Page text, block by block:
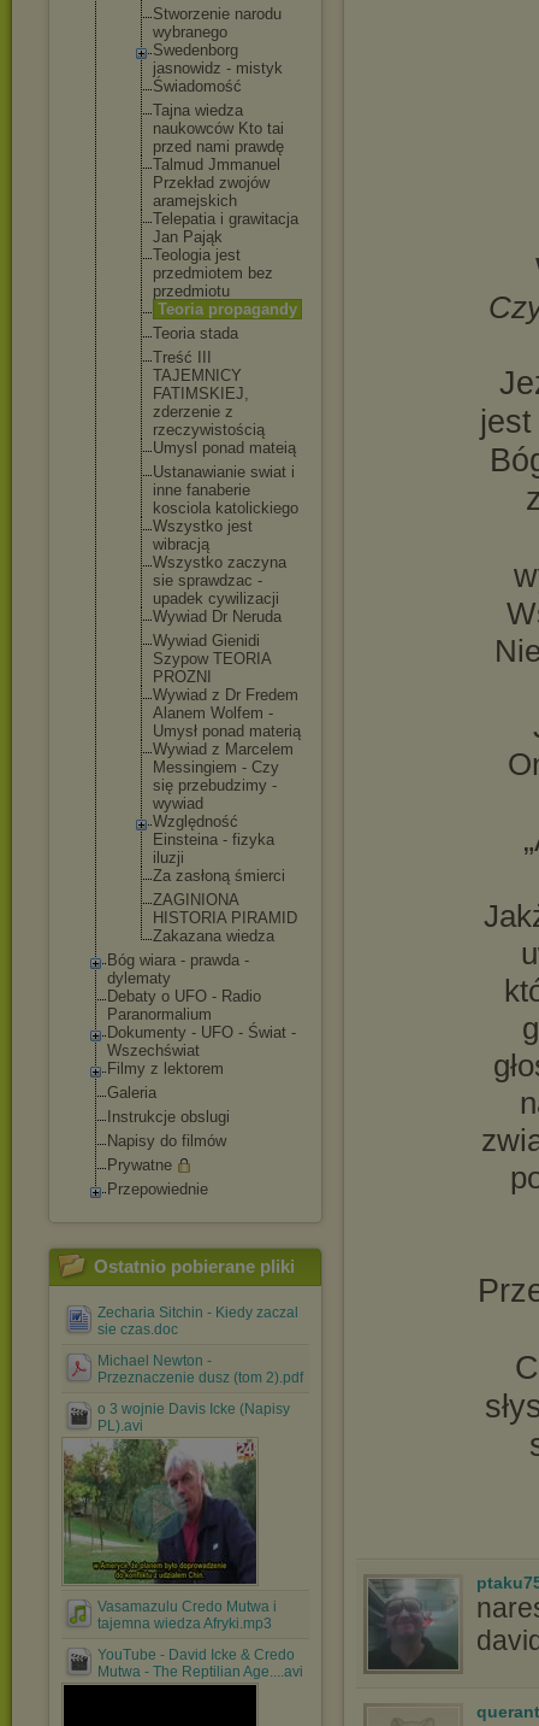
Stworzenie narodu
wybranego
Swedenborg
jasnowidz - mistyk
Świadomość
Tajna wiedza
naukowców Kto tai
przed nami prawdę
Talmud Jmmanuel
Przekład zwojów
aramejskich
Telepatia i grawitacja
Jan Pająk
Teologia jest
przedmiotem bez
przedmiotu
Teoria propagandy
Teoria stada
Treść III
TAJEMNICY
FATIMSKIEJ,
zderzenie z
rzeczywistością
Umysl ponad mateią
Ustanawianie swiat i
inne fanaberie
kosciola katolickiego
Wszystko jest
wibracją
Wszystko zaczyna
sie sprawdzac -
upadek cywilizacji
Wywiad Dr Neruda
Wywiad Gienidi
Szypow TEORIA
PROZNI
Wywiad z Dr Fredem
Alanem Wolfem -
Umysł ponad materią
Wywiad z Marcelem
Messingiem - Czy
się przebudzimy -
wywiad
Względność
Einsteina - fizyka
iluzji
Za zasłoną śmierci
ZAGINIONA
HISTORIA PIRAMID
Zakazana wiedza
Bóg wiara - prawda -
dylematy
Debaty o UFO - Radio
Paranormalium
Dokumenty - UFO - Świat -
Wszechświat
Filmy z lektorem
Galeria
Instrukcje obslugi
Napisy do filmów
Prywatne
Przepowiednie
Ostatnio pobierane pliki
Zecharia Sitchin - Kiedy zaczal
sie czas.doc
Michael Newton -
Przeznaczenie dusz (tom 2).pdf
o 3 wojnie Davis Icke (Napisy
PL).avi
Vasamazulu Credo Mutwa i
tajemna wiedza Afryki.mp3
YouTube - David Icke & Credo
Mutwa - The Reptilian Age....avi